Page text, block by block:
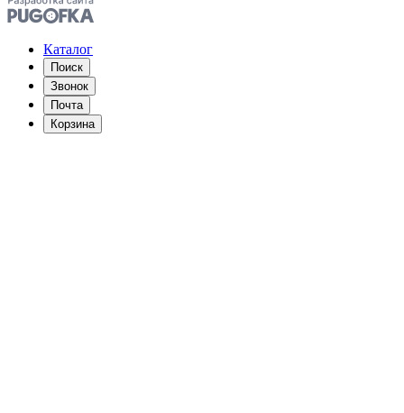
Каталог
Поиск
Звонок
Почта
Корзина